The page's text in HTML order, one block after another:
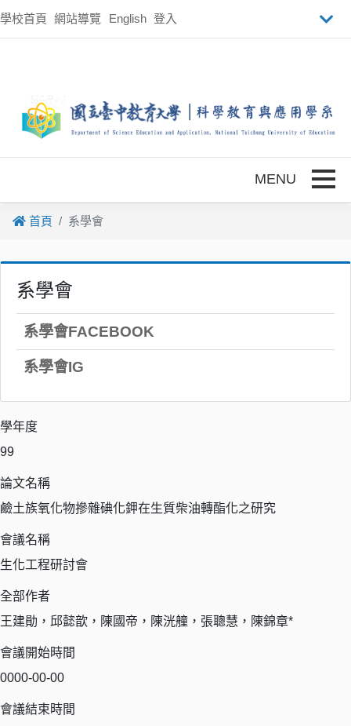
學校首頁 網站導覽 English 登入
首頁 系學會
系學會
系學會FACEBOOK
系學會IG
學年度
99
論文名稱
鹼土族氧化物摻雜碘化鉀在生質柴油轉酯化之研究
會議名稱
生化工程研討會
全部作者
王建勛，邱懿歆，陳國帝，陳洸艟，張聰慧，陳錦章*
會議開始時間
0000-00-00
會議結束時間